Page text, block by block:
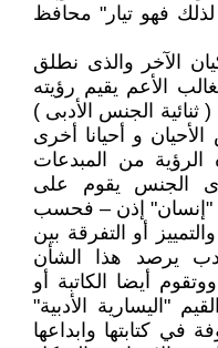
فهو تيار" محافظ
الآخر والذى نطلق
الأعم يقيم رؤيته
ثنائية الجنس الأدبى )
و أحيانا أخرى
الرؤية من المبدعات
الجنس يقوم على
"إنسان" إذن – فحسب
أو التفرقة بين
يرصد هذا الشأن
أيضا الكاتبة أو
"اليسارية الأدبية"
في كتابتها وابداعها